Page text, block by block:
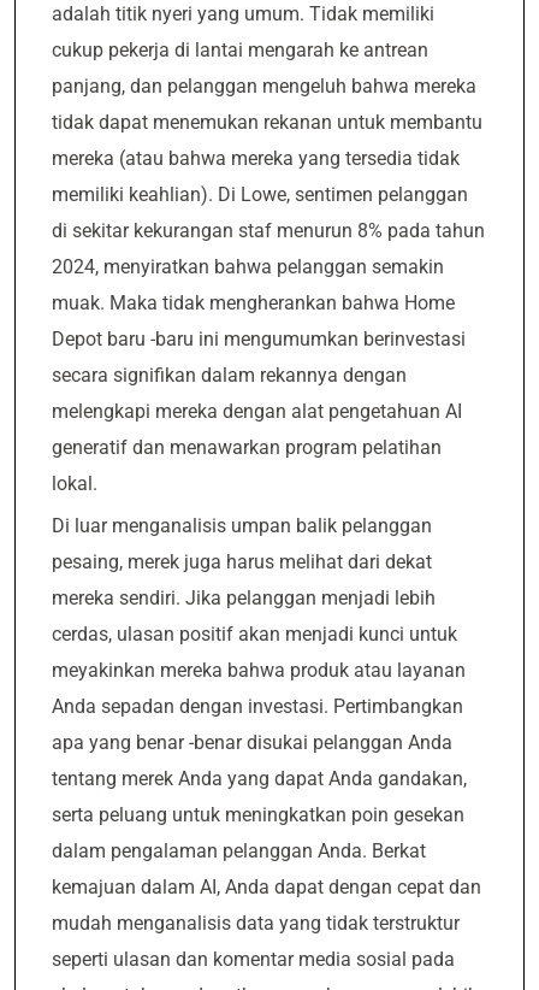
adalah titik nyeri yang umum. Tidak memiliki
cukup pekerja di lantai mengarah ke antrean
panjang, dan pelanggan mengeluh bahwa mereka
tidak dapat menemukan rekanan untuk membantu
mereka (atau bahwa mereka yang tersedia tidak
memiliki keahlian). Di Lowe, sentimen pelanggan
di sekitar kekurangan staf menurun 8% pada tahun
2024, menyiratkan bahwa pelanggan semakin
muak. Maka tidak mengherankan bahwa Home
Depot baru -baru ini mengumumkan berinvestasi
secara signifikan dalam rekannya dengan
melengkapi mereka dengan alat pengetahuan AI
generatif dan menawarkan program pelatihan
lokal.
Di luar menganalisis umpan balik pelanggan
pesaing, merek juga harus melihat dari dekat
mereka sendiri. Jika pelanggan menjadi lebih
cerdas, ulasan positif akan menjadi kunci untuk
meyakinkan mereka bahwa produk atau layanan
Anda sepadan dengan investasi. Pertimbangkan
apa yang benar -benar disukai pelanggan Anda
tentang merek Anda yang dapat Anda gandakan,
serta peluang untuk meningkatkan poin gesekan
dalam pengalaman pelanggan Anda. Berkat
kemajuan dalam AI, Anda dapat dengan cepat dan
mudah menganalisis data yang tidak terstruktur
seperti ulasan dan komentar media sosial pada